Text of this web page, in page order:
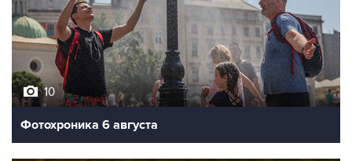
10
Фотохроника 6 августа